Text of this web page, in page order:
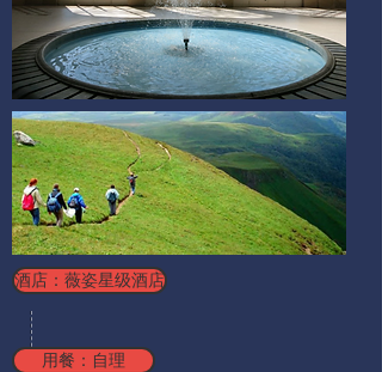
酒店：薇姿星级酒店
用餐：自理